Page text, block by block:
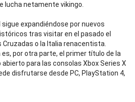
lucha netamente vikingo.
expandiéndose por nuevos
tras visitar en el pasado el
Cruzadas o la Italia renacentista.
por otra parte, el primer título de la
para las consolas Xbox Series X
disfrutarse desde PC, PlayStation 4,